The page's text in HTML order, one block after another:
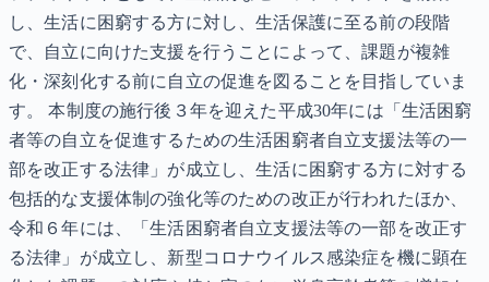
し、生活に困窮する方に対し、生活保護に至る前の段階
で、自立に向けた支援を行うことによって、課題が複雑
化・深刻化する前に自立の促進を図ることを目指していま
す。 本制度の施行後３年を迎えた平成30年には「生活困窮
者等の自立を促進するための生活困窮者自立支援法等の一
部を改正する法律」が成立し、生活に困窮する方に対する
包括的な支援体制の強化等のための改正が行われたほか、
令和６年には、「生活困窮者自立支援法等の一部を改正す
る法律」が成立し、新型コロナウイルス感染症を機に顕在